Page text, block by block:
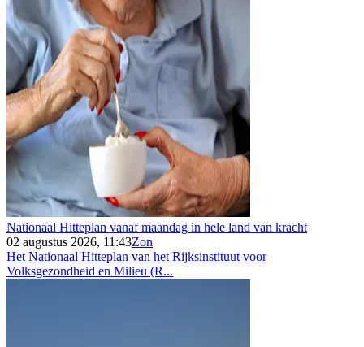
Nationaal Hitteplan vanaf maandag in hele land van kracht
02 augustus 2026, 11:43Zon
Het Nationaal Hitteplan van het Rijksinstituut voor
Volksgezondheid en Milieu (R...